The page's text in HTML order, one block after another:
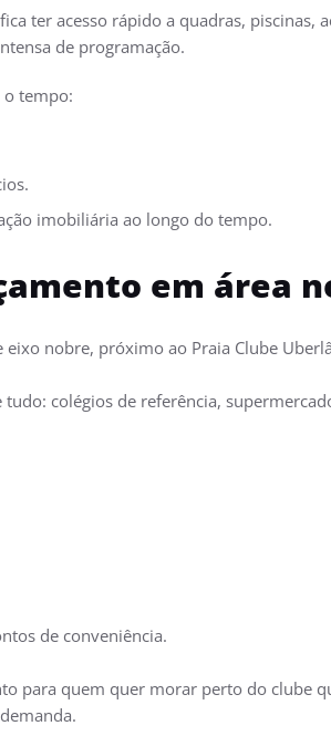
ter acesso rápido a quadras, piscinas,
de programação.
o tempo:
imobiliária ao longo do tempo.
em área
eixo nobre, próximo ao Praia Clube
colégios de referência,
de conveniência.​
para quem quer morar perto do clube